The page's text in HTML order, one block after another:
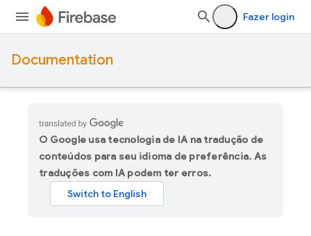
Fazer login
Documentation
O Google usa tecnologia de IA na tradução de
conteúdos para seu idioma de preferência. As
traduções com IA podem ter erros.